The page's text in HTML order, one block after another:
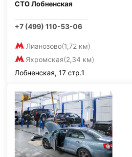
СТО Лобненская
+7 (499) 110-53-06
Лианозово(1,72 км)
Яхромская(2,34 км)
Лобненская, 17 стр.1